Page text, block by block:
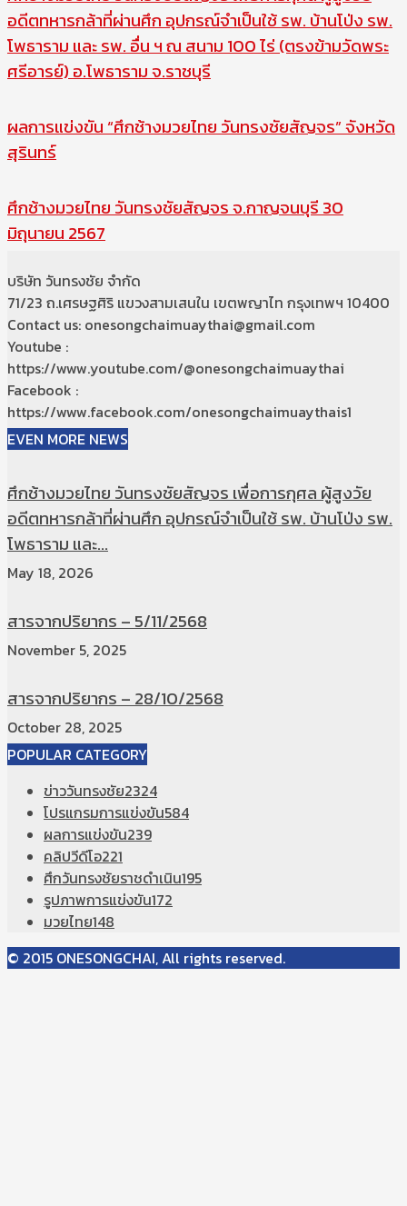
อดีตทหารกล้าที่ผ่านศึก อุปกรณ์จำเป็นใช้ รพ. บ้านโป่ง รพ.
โพธาราม และ รพ. อื่น ฯ ณ สนาม 100 ไร่ (ตรงข้ามวัดพระ
ศรีอารย์) อ.โพธาราม จ.ราชบุรี
ผลการแข่งขัน “ศึกช้างมวยไทย วันทรงชัยสัญจร” จังหวัด
สุรินทร์
ศึกช้างมวยไทย วันทรงชัยสัญจร จ.กาญจนบุรี 30
มิถุนายน 2567
บริษัท วันทรงชัย จำกัด
71/23 ถ.เศรษฐศิริ แขวงสามเสนใน เขตพญาไท กรุงเทพฯ 10400
Contact us: onesongchaimuaythai@gmail.com
Youtube :
https://www.youtube.com/@onesongchaimuaythai
Facebook :
https://www.facebook.com/onesongchaimuaythais1
EVEN MORE NEWS
ศึกช้างมวยไทย วันทรงชัยสัญจร เพื่อการกุศล ผู้สูงวัย
อดีตทหารกล้าที่ผ่านศึก อุปกรณ์จำเป็นใช้ รพ. บ้านโป่ง รพ.
โพธาราม และ...
May 18, 2026
สารจากปริยากร – 5/11/2568
November 5, 2025
สารจากปริยากร – 28/10/2568
October 28, 2025
POPULAR CATEGORY
ข่าววันทรงชัย2324
โปรแกรมการแข่งขัน584
ผลการแข่งขัน239
คลิปวีดีโอ221
ศึกวันทรงชัยราชดำเนิน195
รูปภาพการแข่งขัน172
มวยไทย148
© 2015 ONESONGCHAI, All rights reserved.